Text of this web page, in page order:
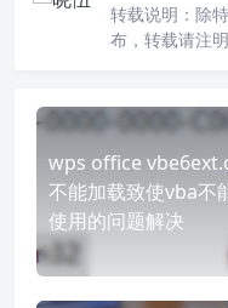
转载说明： 除
布，转载请注明
wps office
不能加载致使vba不
使用的问题解决